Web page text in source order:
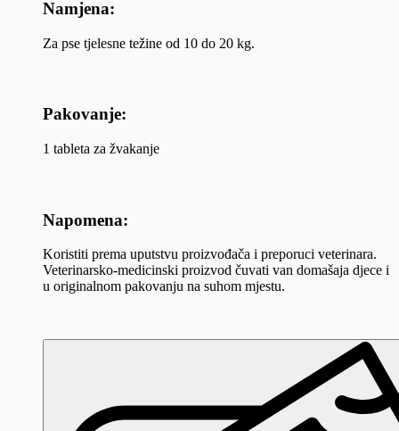
Namjena:
Za pse tjelesne težine od 10 do 20 kg.
Pakovanje:
1 tableta za žvakanje
Napomena:
Koristiti prema uputstvu proizvođača i preporuci veterinara.
Veterinarsko-medicinski proizvod čuvati van domašaja djece i
u originalnom pakovanju na suhom mjestu.